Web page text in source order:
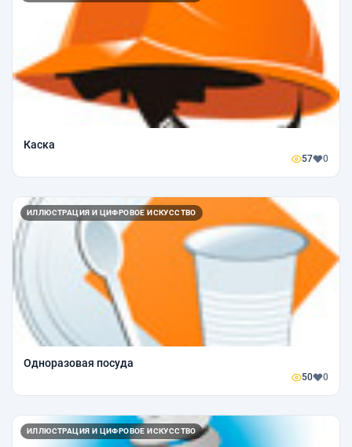
Каска
57 0
ИЛЛЮСТРАЦИЯ И ЦИФРОВОЕ ИСКУССТВО
Одноразовая посуда
50 0
ИЛЛЮСТРАЦИЯ И ЦИФРОВОЕ ИСКУССТВО